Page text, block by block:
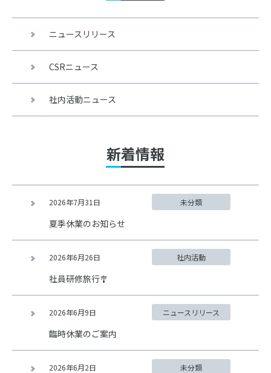
ニュースリリース
CSRニュース
社内活動ニュース
新着情報
2026年7月31日 未分類
夏季休業のお知らせ
2026年6月26日 社内活動
社員研修旅行🎐
2026年6月9日 ニュースリリース
臨時休業のご案内
2026年6月2日 未分類